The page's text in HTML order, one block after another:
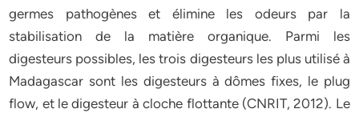
germes pathogènes et élimine les odeurs par la
stabilisation de la matière organique. Parmi les
digesteurs possibles, les trois digesteurs les plus utilisé à
Madagascar sont les digesteurs à dômes fixes, le plug
flow, et le digesteur à cloche flottante (CNRIT, 2012). Le